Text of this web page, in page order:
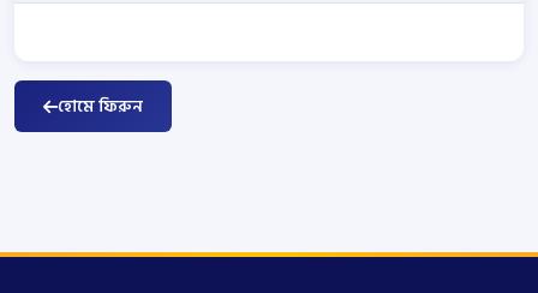
হোমে ফিরুন